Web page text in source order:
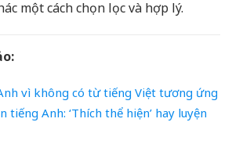
một cách chọn lọc và hợp lý.
vì không có từ tiếng Việt tương ứng
tiếng Anh: ‘Thích thể hiện’ hay luyện